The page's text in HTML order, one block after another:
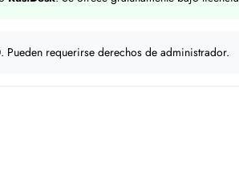
. Pueden requerirse derechos de administrador.